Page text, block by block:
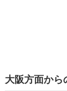
大阪方面から